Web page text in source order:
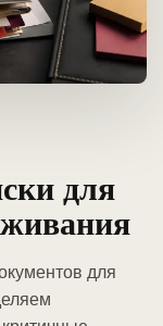
для
для